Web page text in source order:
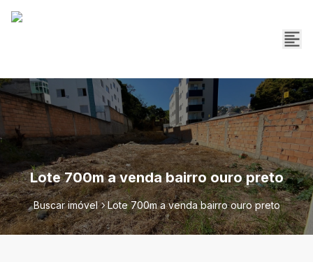
Lote 700m a venda bairro ouro preto
Buscar imóvel Lote 700m a venda bairro ouro preto